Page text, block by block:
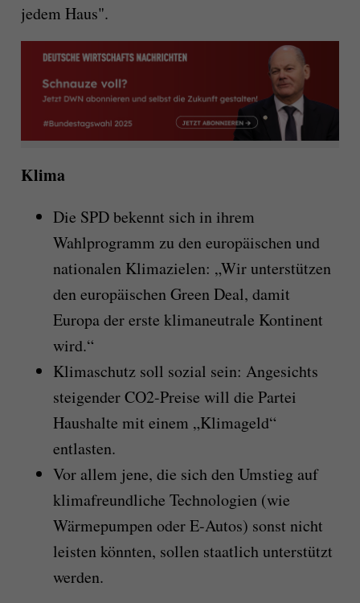
jedem Haus".
Klima
Die SPD bekennt sich in ihrem
Wahlprogramm zu den europäischen und
nationalen Klimazielen: „Wir unterstützen
den europäischen Green Deal, damit
Europa der erste klimaneutrale Kontinent
wird.“
Klimaschutz soll sozial sein: Angesichts
steigender CO2-Preise will die Partei
Haushalte mit einem „Klimageld“
entlasten.
Vor allem jene, die sich den Umstieg auf
klimafreundliche Technologien (wie
Wärmepumpen oder E-Autos) sonst nicht
leisten könnten, sollen staatlich unterstützt
werden.